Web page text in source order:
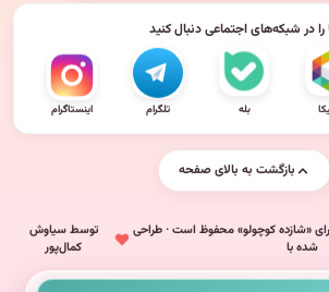
را در شبکه‌های اجتماعی دنبال کنید
بله تلگرام اینستاگرام
بازگشت به بالای صفحه
«شازده کوچولو» محفوظ است · طراحی
شده با
توسط سیاوش
کمال‌پور